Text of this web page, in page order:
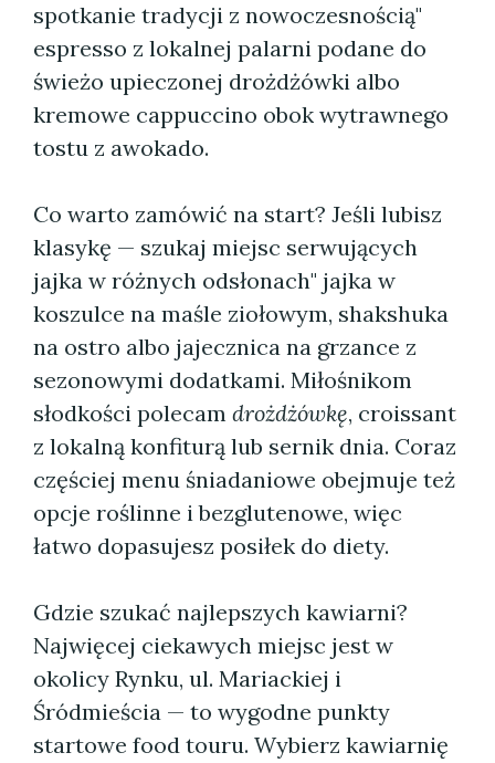
spotkanie tradycji z nowoczesnością"
espresso z lokalnej palarni podane do
świeżo upieczonej drożdżówki albo
kremowe cappuccino obok wytrawnego
tostu z awokado.
Co warto zamówić na start? Jeśli lubisz
klasykę — szukaj miejsc serwujących
jajka w różnych odsłonach" jajka w
koszulce na maśle ziołowym, shakshuka
na ostro albo jajecznica na grzance z
sezonowymi dodatkami. Miłośnikom
słodkości polecam drożdżówkę, croissant
z lokalną konfiturą lub sernik dnia. Coraz
częściej menu śniadaniowe obejmuje też
opcje roślinne i bezglutenowe, więc
łatwo dopasujesz posiłek do diety.
Gdzie szukać najlepszych kawiarni?
Najwięcej ciekawych miejsc jest w
okolicy Rynku, ul. Mariackiej i
Śródmieścia — to wygodne punkty
startowe food touru. Wybierz kawiarnię